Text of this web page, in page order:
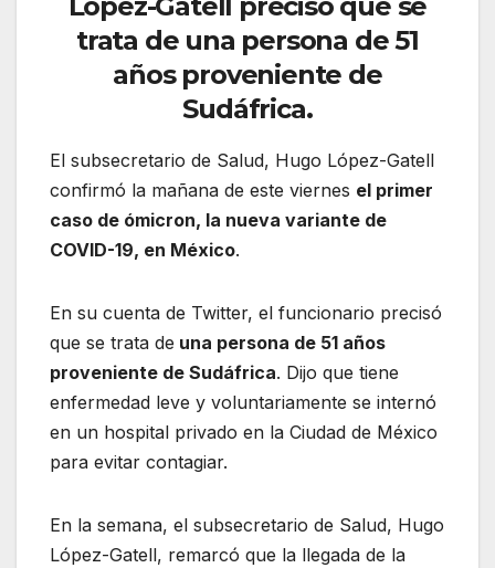
López-Gatell precisó que se
trata de una persona de 51
años proveniente de
Sudáfrica.
El subsecretario de Salud, Hugo López-Gatell
confirmó la mañana de este viernes el primer
caso de ómicron, la nueva variante de
COVID-19, en México.
En su cuenta de Twitter, el funcionario precisó
que se trata de una persona de 51 años
proveniente de Sudáfrica. Dijo que tiene
enfermedad leve y voluntariamente se internó
en un hospital privado en la Ciudad de México
para evitar contagiar.
En la semana, el subsecretario de Salud, Hugo
López-Gatell, remarcó que la llegada de la